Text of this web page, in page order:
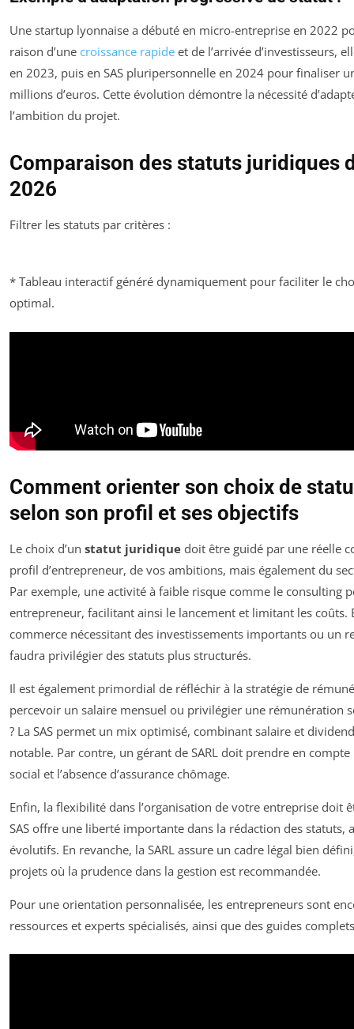
Une startup lyonnaise a débuté en micro-entreprise en 2022
raison d’une croissance rapide et de l’arrivée d’investisseurs,
en 2023, puis en SAS pluripersonnelle en 2024 pour finaliser
millions d’euros. Cette évolution démontre la nécessité
l’ambition du projet.
Comparaison des statuts juridiques
2026
Filtrer les statuts par critères :
* Tableau interactif généré dynamiquement pour faciliter le
optimal.
Comment orienter son choix de
selon son profil et ses objectifs
Le choix d’un statut juridique doit être guidé par une réelle
profil d’entrepreneur, de vos ambitions, mais également du
Par exemple, une activité à faible risque comme le consulting
entrepreneur, facilitant ainsi le lancement et limitant les coûts.
commerce nécessitant des investissements importants ou un
faudra privilégier des statuts plus structurés.
Il est également primordial de réfléchir à la stratégie de
percevoir un salaire mensuel ou privilégier une rémunération
? La SAS permet un mix optimisé, combinant salaire et
notable. Par contre, un gérant de SARL doit prendre en
social et l’absence d’assurance chômage.
Enfin, la flexibilité dans l’organisation de votre entreprise doit
SAS offre une liberté importante dans la rédaction des statuts,
évolutifs. En revanche, la SARL assure un cadre légal bien
projets où la prudence dans la gestion est recommandée.
Pour une orientation personnalisée, les entrepreneurs sont
ressources et experts spécialisés, ainsi que des guides